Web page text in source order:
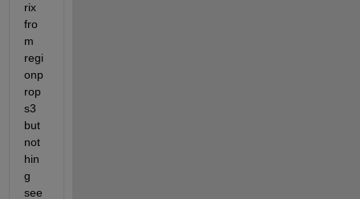
rix
fro
m
regi
onp
rop
s3
but
not
hin
g
see